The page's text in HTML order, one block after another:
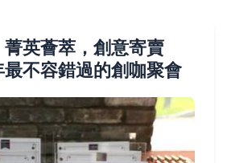
菁英薈萃，創意寄賣
不容錯過的創咖聚會